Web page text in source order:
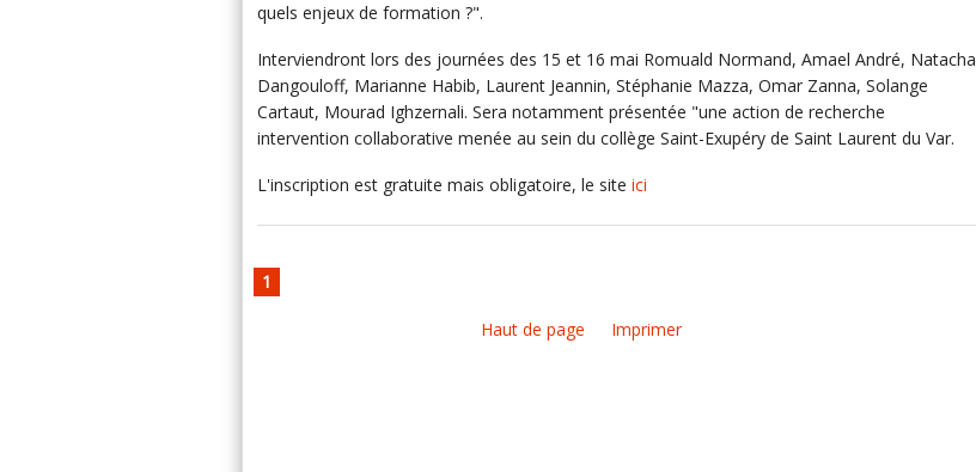
quels enjeux de formation ?".
Interviendront lors des journées des 15 et 16 mai Romuald Normand, Amael André, Natacha
Dangouloff, Marianne Habib, Laurent Jeannin, Stéphanie Mazza, Omar Zanna, Solange
Cartaut, Mourad Ighzernali. Sera notamment présentée "une action de recherche
intervention collaborative menée au sein du collège Saint-Exupéry de Saint Laurent du Var.
L'inscription est gratuite mais obligatoire, le site ici
1
Haut de page Imprimer